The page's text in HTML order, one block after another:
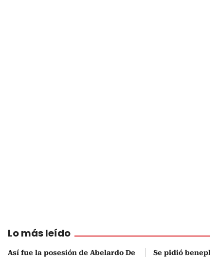
Lo más leído
Así fue la posesión de Abelardo De
Se pidió